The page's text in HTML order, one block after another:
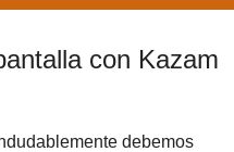
con Kazam
debemos